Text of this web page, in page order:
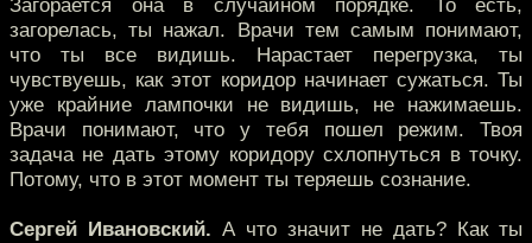
Загорается она в случайном порядке. То есть,
загорелась, ты нажал. Врачи тем самым понимают,
что ты все видишь. Нарастает перегрузка, ты
чувствуешь, как этот коридор начинает сужаться. Ты
уже крайние лампочки не видишь, не нажимаешь.
Врачи понимают, что у тебя пошел режим. Твоя
задача не дать этому коридору схлопнуться в точку.
Потому, что в этот момент ты теряешь сознание.
Сергей Ивановский. А что значит не дать? Как ты